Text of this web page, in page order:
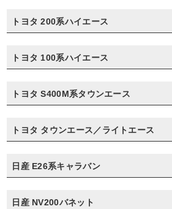
トヨタ 200系ハイエース
トヨタ 100系ハイエース
トヨタ S400M系タウンエース
トヨタ タウンエース／ライトエース
日産 E26系キャラバン
日産 NV200バネット